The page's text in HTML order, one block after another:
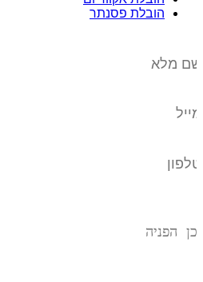
הובלת פסנתר